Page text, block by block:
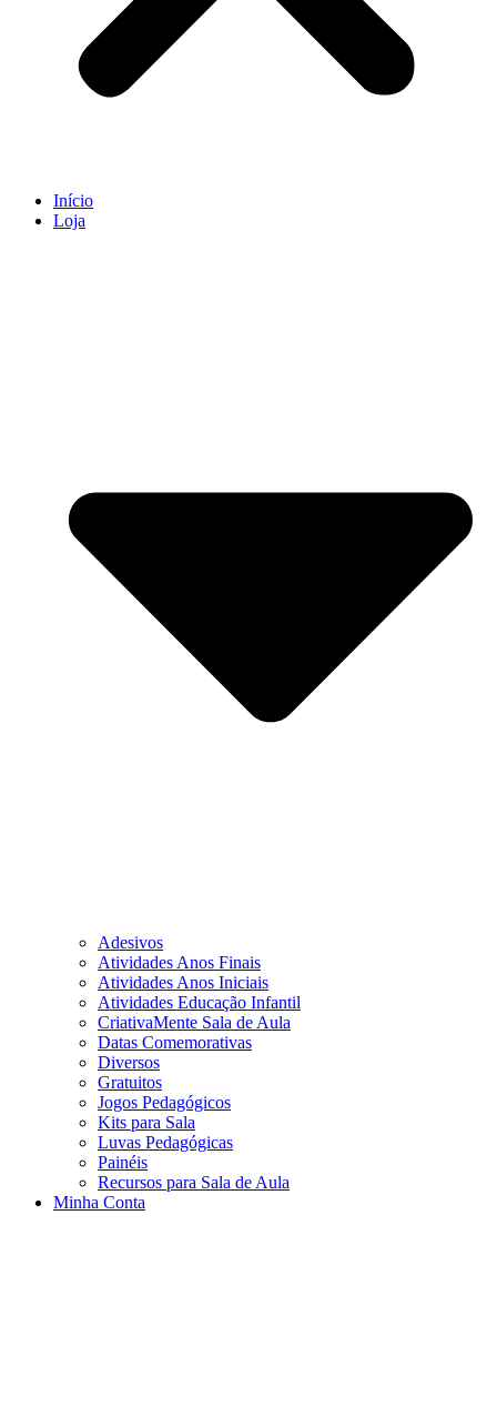
Início
Loja
Adesivos
Atividades Anos Finais
Atividades Anos Iniciais
Atividades Educação Infantil
CriativaMente Sala de Aula
Datas Comemorativas
Diversos
Gratuitos
Jogos Pedagógicos
Kits para Sala
Luvas Pedagógicas
Painéis
Recursos para Sala de Aula
Minha Conta